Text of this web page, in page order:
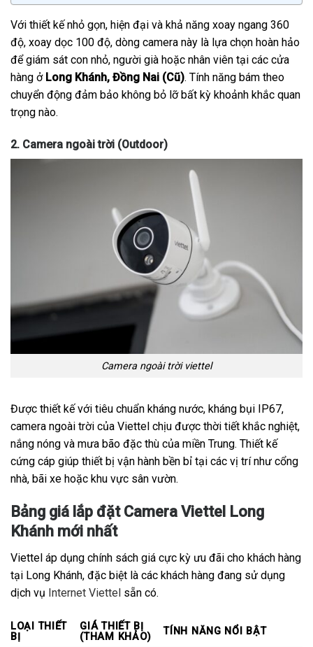
Với thiết kế nhỏ gọn, hiện đại và khả năng xoay ngang 360
độ, xoay dọc 100 độ, dòng camera này là lựa chọn hoàn hảo
để giám sát con nhỏ, người già hoặc nhân viên tại các cửa
hàng ở Long Khánh, Đồng Nai (Cũ). Tính năng bám theo
chuyển động đảm bảo không bỏ lỡ bất kỳ khoảnh khắc quan
trọng nào.
2. Camera ngoài trời (Outdoor)
Camera ngoài trời viettel
Được thiết kế với tiêu chuẩn kháng nước, kháng bụi IP67,
camera ngoài trời của Viettel chịu được thời tiết khắc nghiệt,
nắng nóng và mưa bão đặc thù của miền Trung. Thiết kế
cứng cáp giúp thiết bị vận hành bền bỉ tại các vị trí như cổng
nhà, bãi xe hoặc khu vực sân vườn.
Bảng giá lắp đặt Camera Viettel Long
Khánh mới nhất
Viettel áp dụng chính sách giá cực kỳ ưu đãi cho khách hàng
tại Long Khánh, đặc biệt là các khách hàng đang sử dụng
dịch vụ Internet Viettel sẵn có.
LOẠI THIẾT
BỊ
GIÁ THIẾT BỊ
(THAM KHẢO)
TÍNH NĂNG NỔI BẬT